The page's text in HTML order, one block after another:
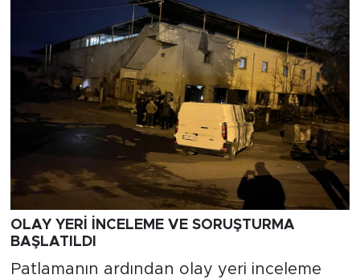
OLAY YERİ İNCELEME VE SORUŞTURMA
BAŞLATILDI
Patlamanın ardından olay yeri inceleme